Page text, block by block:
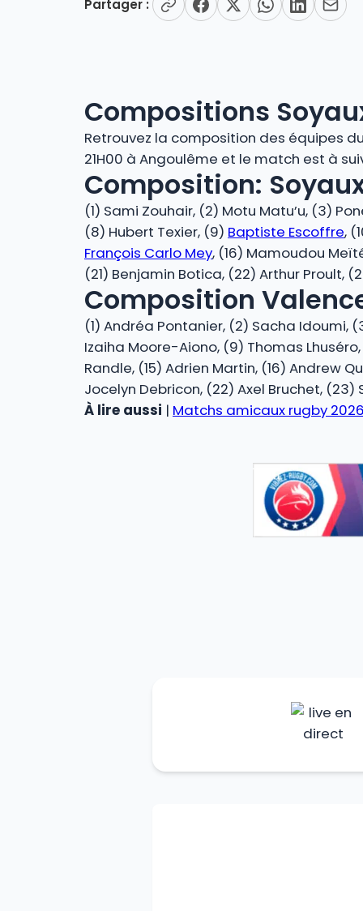
Partager :
Compositions
Retrouvez la composition des équipes
21H00 à Angoulême et le match est à
Composition:
(1) Sami Zouhair, (2) Motu Matu’u, (3)
(8) Hubert Texier, (9) Baptiste Escoffre,
François Carlo Mey, (16) Mamoudou
(21) Benjamin Botica, (22) Arthur Proult,
Composition
(1) Andréa Pontanier, (2) Sacha Idoumi,
Izaiha Moore-Aiono, (9) Thomas
Randle, (15) Adrien Martin, (16) Andrew
Jocelyn Debricon, (22) Axel Bruchet, (23)
À lire aussi | Matchs amicaux rugby